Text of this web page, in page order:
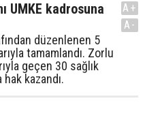
UMKE kadrosuna
düzenlenen 5
tamamlandı. Zorlu
geçen 30 sağlık
kazandı.
A+
A-